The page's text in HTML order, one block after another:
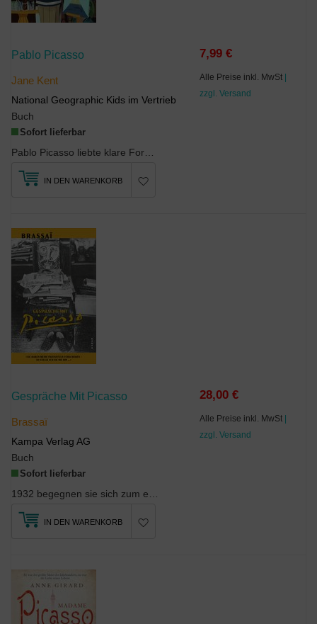
Pablo Picasso
Jane Kent
National Geographic Kids im Vertrieb
Buch
Sofort lieferbar
7,99 €
Alle Preise inkl. MwSt |
zzgl. Versand
IN DEN WARENKORB
Gespräche Mit Picasso
Brassaï
Kampa Verlag AG
Buch
Sofort lieferbar
28,00 €
Alle Preise inkl. MwSt |
zzgl. Versand
IN DEN WARENKORB